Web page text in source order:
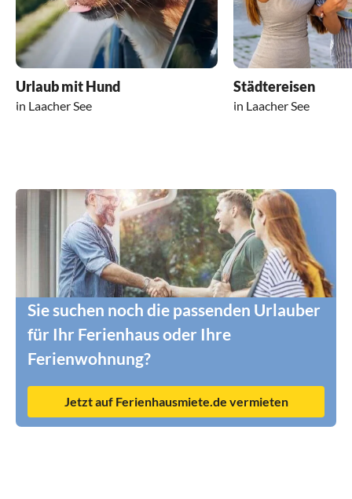
Urlaub mit Hund
in Laacher See
Städtereisen
in Laacher See
Sie suchen noch die passenden Urlauber
für Ihr Ferienhaus oder Ihre
Ferienwohnung?
Jetzt auf Ferienhausmiete.de vermieten